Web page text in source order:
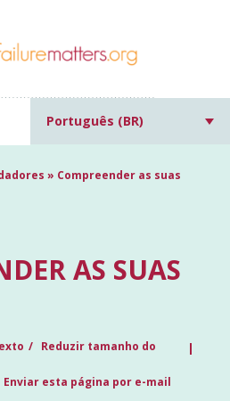
Português (BR)
» Compreender as suas
AS SUAS
Reduzir tamanho do
Enviar esta página por e-mail